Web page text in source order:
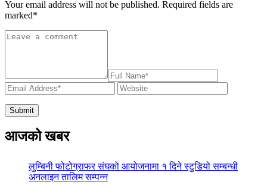
Your email address will not be published. Required fields are
marked*
आजको खबर
लुम्बिनी फोटोग्राफर संघको आयोजनामा १ दिने स्टुडियो सम्बन्धी
अनलाइन तालिम सम्पन्न